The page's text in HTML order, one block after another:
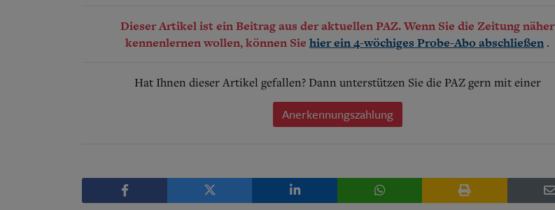
Dieser Artikel ist ein Beitrag aus der aktuellen PAZ. Wenn Sie die Zeitung näher
kennenlernen wollen, können Sie hier ein 4-wöchiges Probe-Abo abschließen .
Hat Ihnen dieser Artikel gefallen? Dann unterstützen Sie die PAZ gern mit einer
Anerkennungszahlung